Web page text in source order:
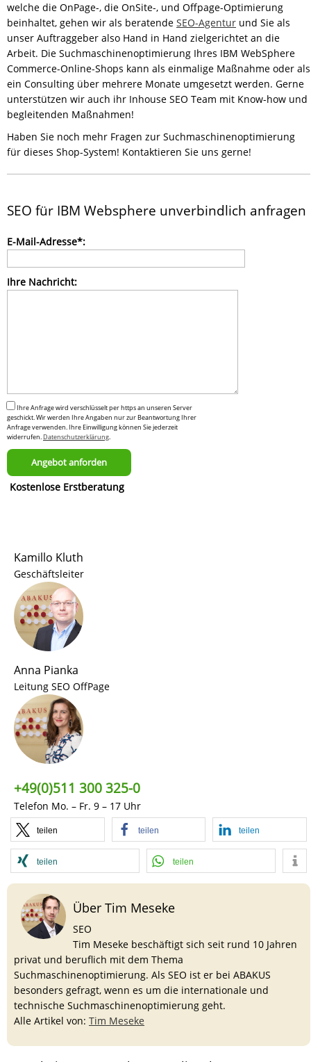
welche die OnPage-, die OnSite-, und Offpage-Optimierung
beinhaltet, gehen wir als beratende SEO-Agentur und Sie als
unser Auftraggeber also Hand in Hand zielgerichtet an die
Arbeit. Die Suchmaschinenoptimierung Ihres IBM WebSphere
Commerce-Online-Shops kann als einmalige Maßnahme oder als
ein Consulting über mehrere Monate umgesetzt werden. Gerne
unterstützen wir auch ihr Inhouse SEO Team mit Know-how und
begleitenden Maßnahmen!
Haben Sie noch mehr Fragen zur Suchmaschinenoptimierung
für dieses Shop-System! Kontaktieren Sie uns gerne!
SEO für IBM Websphere unverbindlich anfragen
lasse
dieses
Feld
E-Mail-Adresse*:
Ihre Nachricht:
Ihre Anfrage wird verschlüsselt per https an unseren Server
geschickt. Wir werden Ihre Angaben nur zur Beantwortung Ihrer
Anfrage verwenden. Ihre Einwilligung können Sie jederzeit
widerrufen. Datenschutzerklärung.
Kostenlose Erstberatung
Kamillo Kluth
Geschäftsleiter
Anna Pianka
Leitung SEO OffPage
+49(0)511 300 325-0
Telefon Mo. – Fr. 9 – 17 Uhr
teilen teilen teilen
teilen teilen
Über Tim Meseke
SEO
Tim Meseke beschäftigt sich seit rund 10 Jahren
privat und beruflich mit dem Thema
Suchmaschinenoptimierung. Als SEO ist er bei ABAKUS
besonders gefragt, wenn es um die internationale und
technische Suchmaschinenoptimierung geht.
Alle Artikel von: Tim Meseke